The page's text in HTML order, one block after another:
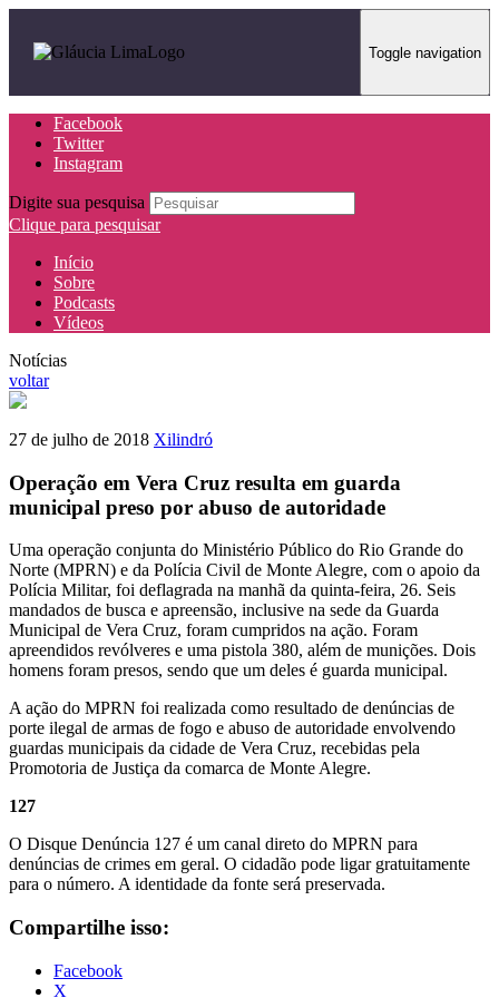
Toggle navigation
Facebook
Twitter
Instagram
Digite sua pesquisa
Clique para pesquisar
Início
Sobre
Podcasts
Vídeos
Notícias
voltar
27 de julho de 2018 Xilindró
Operação em Vera Cruz resulta em guarda
municipal preso por abuso de autoridade
Uma operação conjunta do Ministério Público do Rio Grande do
Norte (MPRN) e da Polícia Civil de Monte Alegre, com o apoio da
Polícia Militar, foi deflagrada na manhã da quinta-feira, 26. Seis
mandados de busca e apreensão, inclusive na sede da Guarda
Municipal de Vera Cruz, foram cumpridos na ação. Foram
apreendidos revólveres e uma pistola 380, além de munições. Dois
homens foram presos, sendo que um deles é guarda municipal.
A ação do MPRN foi realizada como resultado de denúncias de
porte ilegal de armas de fogo e abuso de autoridade envolvendo
guardas municipais da cidade de Vera Cruz, recebidas pela
Promotoria de Justiça da comarca de Monte Alegre.
127
O Disque Denúncia 127 é um canal direto do MPRN para
denúncias de crimes em geral. O cidadão pode ligar gratuitamente
para o número. A identidade da fonte será preservada.
Compartilhe isso:
Facebook
X